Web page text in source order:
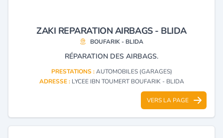
ZAKI REPARATION AIRBAGS - BLIDA
BOUFARIK - BLIDA
RÉPARATION DES AIRBAGS.
PRESTATIONS :AUTOMOBILES (GARAGES)
ADRESSE : LYCEE IBN TOUMERT BOUFARIK - BLIDA
VERS LA PAGE